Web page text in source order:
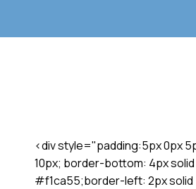
<div style="padding:5px 0px
10px; border-bottom: 4px solid
#f1ca55;border-left: 2px solid